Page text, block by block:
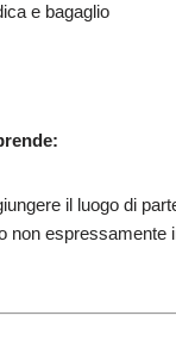
e bagaglio
il luogo di
non espressamente